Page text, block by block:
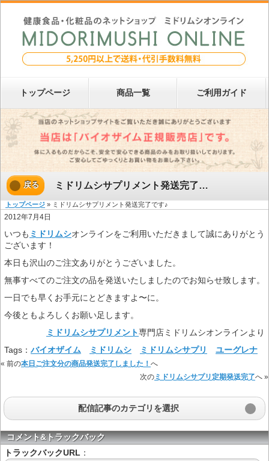
トップページ 商品一覧 ご利用ガイド
戻る ミドリムシサプリメント発送完了です♪
トップページ » ミドリムシサプリメント発送完了です♪
2012年7月4日
いつも ミドリムシオンラインをご利用いただきまして誠にありがとう
ございます！
本日も沢山のご注文ありがとうございました。
無事すべてのご注文の品を発送いたしましたのでお知らせ致します。
一日でも早くお手元にとどきますよ〜に。
今後ともよろしくお願い足します。
ミドリムシサプリメント専門店ミドリムシオンラインより
Tags： バイオザイム ミドリムシ ミドリムシサプリ ユーグレナ
« 前の本日ご注文分の商品発送完了しました！ へ
次の ミドリムシサプリ定期発送完了へ »
配信記事のカテゴリを選択
コメント&トラックバック
トラックバックURL ：